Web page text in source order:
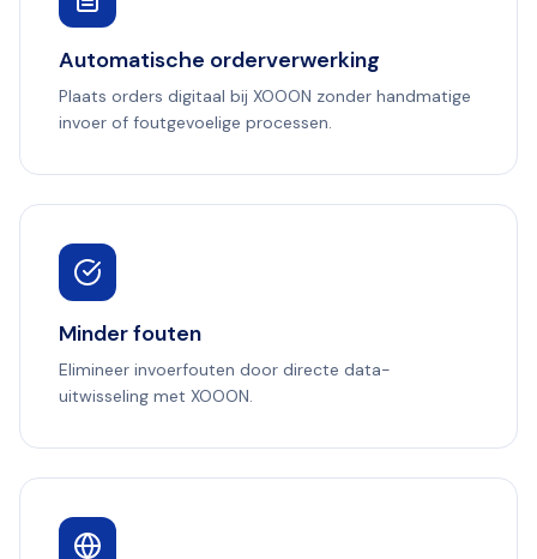
Automatische orderverwerking
Plaats orders digitaal bij XOOON zonder handmatige
invoer of foutgevoelige processen.
Minder fouten
Elimineer invoerfouten door directe data-
uitwisseling met XOOON.